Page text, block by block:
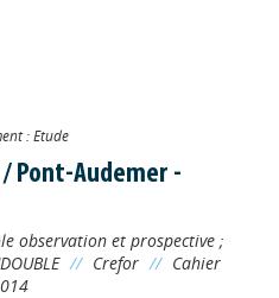
: Etude
/ Pont-Audemer -
observation et prospective ;
// Crefor // Cahier